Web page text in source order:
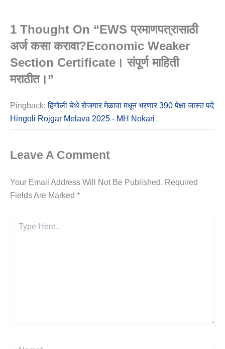
1 Thought On “EWS प्रमाणपत्रासाठी
अर्ज कसा करावा?Economic Weaker
Section Certificate। संपूर्ण माहिती
मराठीत।”
Pingback:हिंगोली येथे रोजगार मेळावा मधून भरणार 390 पेक्षा जास्त पदे
Hingoli Rojgar Melava 2025 - MH Nokari
Leave A Comment
Your Email Address Will Not Be Published. Required
Fields Are Marked *
Here..